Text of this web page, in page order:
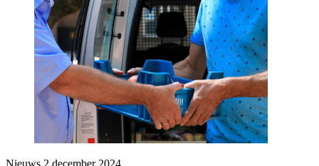
Nieuws 2 december 2024